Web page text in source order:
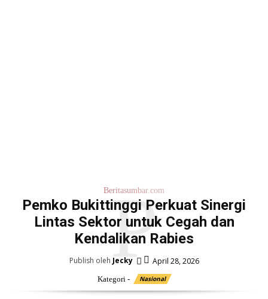
Beritasumbar.com
Pemko Bukittinggi Perkuat Sinergi
Lintas Sektor untuk Cegah dan
Kendalikan Rabies
P
Publish oleh Jecky April 28, 2026
Kategori - Nasional